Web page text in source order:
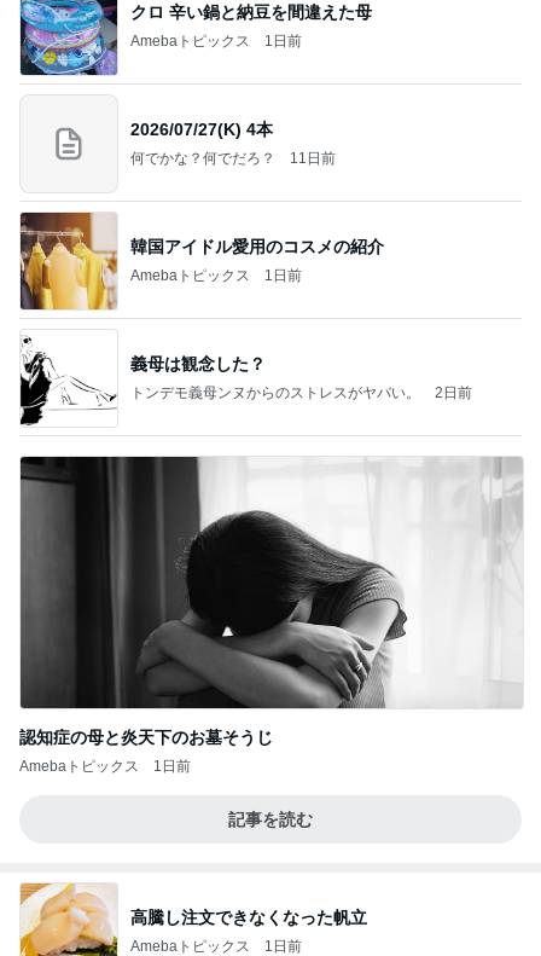
クロ 辛い鍋と納豆を間違えた母
Amebaトピックス 1日前
2026/07/27(K) 4本
何でかな？何でだろ？ 11日前
韓国アイドル愛用のコスメの紹介
Amebaトピックス 1日前
義母は観念した？
トンデモ義母ンヌからのストレスがヤバい。 2日前
認知症の母と炎天下のお墓そうじ
Amebaトピックス 1日前
記事を読む
高騰し注文できなくなった帆立
Amebaトピックス 1日前